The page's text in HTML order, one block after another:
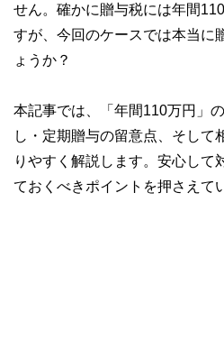
せん。確かに贈与税には年間
すが、今回のケースでは本当に
ょうか？
本記事では、「年間110万円」
し・定期贈与の留意点、そして
りやすく解説します。安心して
ておくべきポイントを押さえて